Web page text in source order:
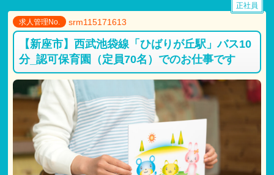
〇休日出勤手当
※マイカー通勤可能 対人無制限任意保険加入が条件
【試用期間】
仕事内容
・月給共に、正規雇用と同条件
求人管理No. srm115171613
【新座市】西武池袋線「ひばりが丘駅」バス10
分_認可保育園（定員70名）でのお仕事です
正社員